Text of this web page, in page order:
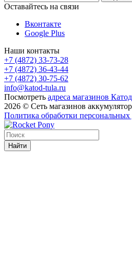
Оставайтесь на связи
Вконтакте
Google Plus
Наши контакты
+7 (4872) 33-73-28
+7 (4872) 36-43-44
+7 (4872) 30-75-62
info@katod-tula.ru
Посмотреть адреса магазинов Катод
2026 © Сеть магазинов
Политика обработки
Найти